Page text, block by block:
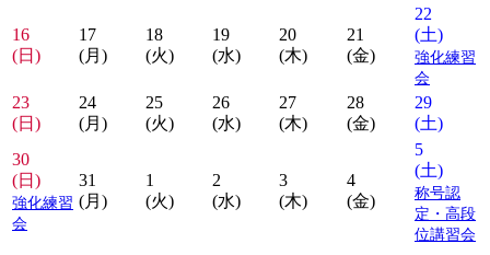
16
(日)
17
(月)
18
(火)
19
(水)
20
(木)
21
(金)
22
(土)
強化練習
会
23
(日)
24
(月)
25
(火)
26
(水)
27
(木)
28
(金)
29
(土)
30
(日)
強化練習
会
31
(月)
1
(火)
2
(水)
3
(木)
4
(金)
5
(土)
称号認
定・高段
位講習会